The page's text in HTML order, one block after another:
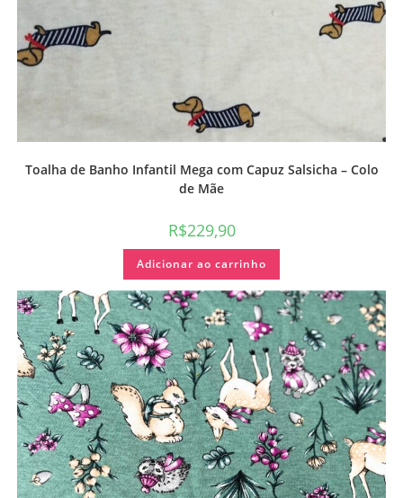
Toalha de Banho Infantil Mega com Capuz Salsicha – Colo
de Mãe
R$229,90
Adicionar ao carrinho